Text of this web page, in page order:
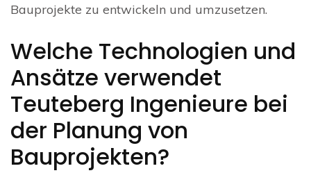
Bauprojekte zu entwickeln und umzusetzen.
Welche Technologien und
Ansätze verwendet
Teuteberg Ingenieure bei
der Planung von
Bauprojekten?